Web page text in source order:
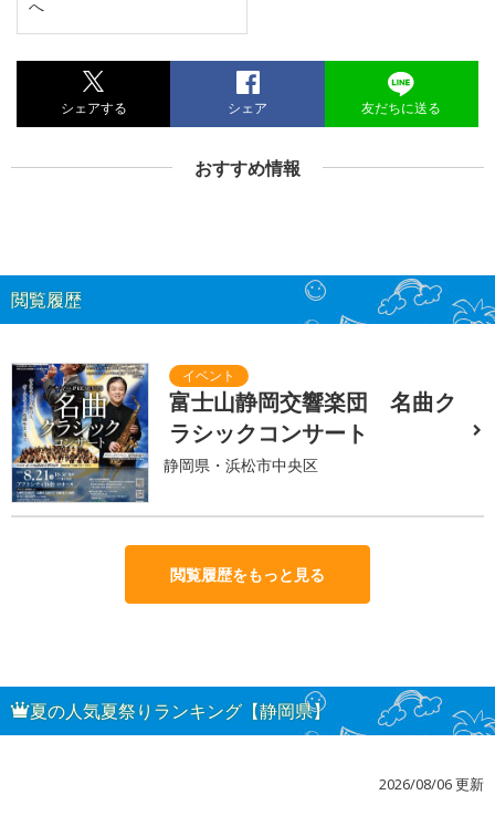
へ
シェアする シェア 友だちに送る
おすすめ情報
閲覧履歴
富士山静岡交響楽団 名曲ク
ラシックコンサート
静岡県・浜松市中央区
閲覧履歴をもっと見る
夏の人気夏祭りランキング【静岡県】
2026/08/06 更新